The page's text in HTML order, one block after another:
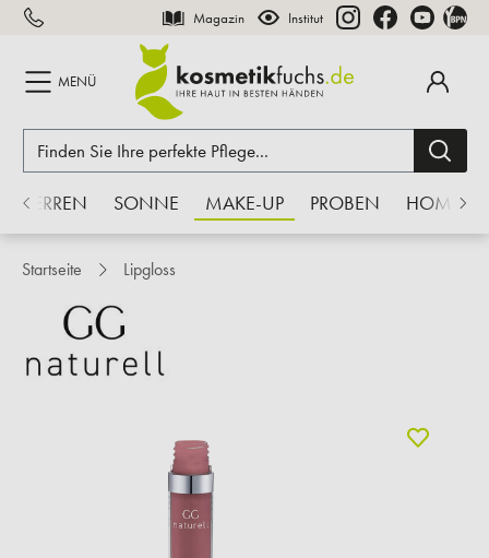
springen Magazin Institut
MENÜ
HERREN SONNE MAKE-UP PROBEN HOME
Startseite Lipgloss